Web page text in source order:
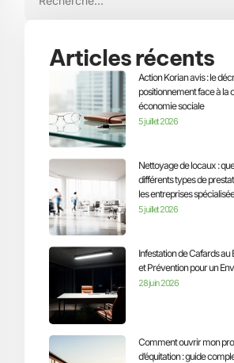
Articles récents
Action Korian avis : le
positionnement face à la
économie sociale
5 juillet 2026
Nettoyage de locaux :
différents types de
les entreprises
5 juillet 2026
Infestation de Cafards au
et Prévention pour un
28 juin 2026
Comment ouvrir mon
d’équitation : guide